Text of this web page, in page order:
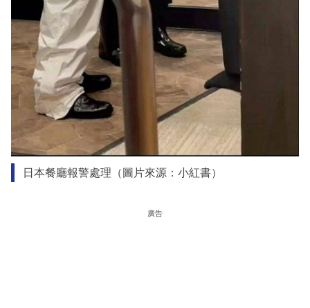
日本餐廳報警處理（圖片來源：小紅書）
廣告